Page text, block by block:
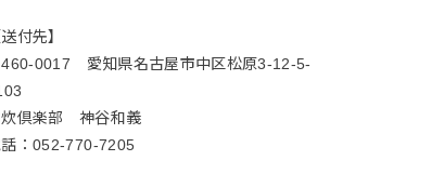
送付先】
460-0017 愛知県名古屋市中区松原3-12-5-
炊倶楽部 神谷和義
話：052-770-7205